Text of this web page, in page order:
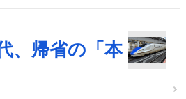
、帰省の「本